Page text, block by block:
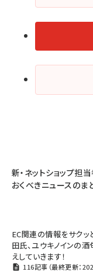
新・ネットショップ担
おくべきニュースのま
EC関連の情報をサクッ
田氏、ユウキノインの
えしていきます！
116記事（最終更新：